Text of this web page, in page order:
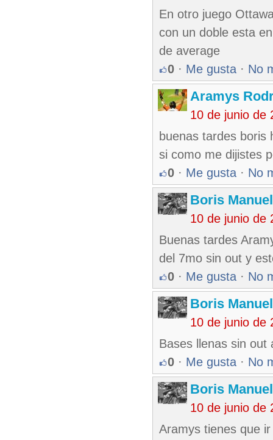
En otro juego
con un doble esta
de average
0 · Me gusta · No
Aramys
10 de junio de
buenas tardes boris
si como me dijistes
0 · Me gusta · No
Boris
10 de junio de
Buenas tardes
del 7mo sin out y
0 · Me gusta · No
Boris
10 de junio de
Bases llenas sin out
0 · Me gusta · No
Boris
10 de junio de
Aramys tienes que